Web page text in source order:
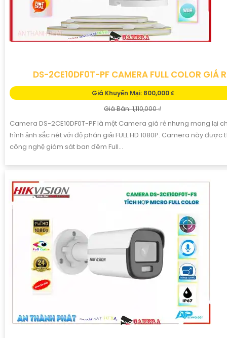
DS-2CE10DF0T-PF CAMERA FULL COLOR GIÁ
Giá Khuyến Mại: 800,000 ₫
Giá Bán: 1,110,000 ₫
Camera DS-2CE10DF0T-PF là một Camera giá rẻ nhưng mang lại
hình ảnh sắc nét với độ phân giải FULL HD 1080P. Camera này được
công nghệ giám sát ban đêm Full...